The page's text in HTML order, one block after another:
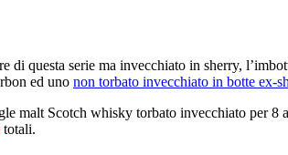
di questa serie ma invecchiato in sherry,
ed uno non torbato invecchiato in botte ex-
malt Scotch whisky torbato invecchiato per 8
totali.